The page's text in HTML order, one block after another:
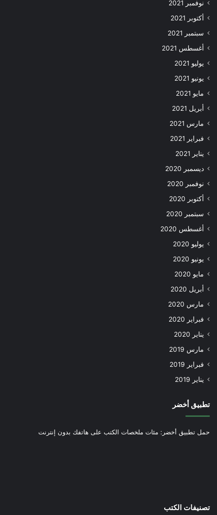
نوفمبر 2021
أكتوبر 2021
سبتمبر 2021
أغسطس 2021
يوليو 2021
يونيو 2021
مايو 2021
أبريل 2021
مارس 2021
فبراير 2021
يناير 2021
ديسمبر 2020
نوفمبر 2020
أكتوبر 2020
سبتمبر 2020
أغسطس 2020
يوليو 2020
يونيو 2020
مايو 2020
أبريل 2020
مارس 2020
فبراير 2020
يناير 2020
مارس 2019
فبراير 2019
يناير 2019
تطبيق أخضر
حمل تطبيق أخضر: مئات ملخصات الكتب على هاتفك بدون إنترنت
تصنيفات الكتب